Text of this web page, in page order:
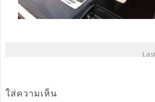
ใส่ความเห็น